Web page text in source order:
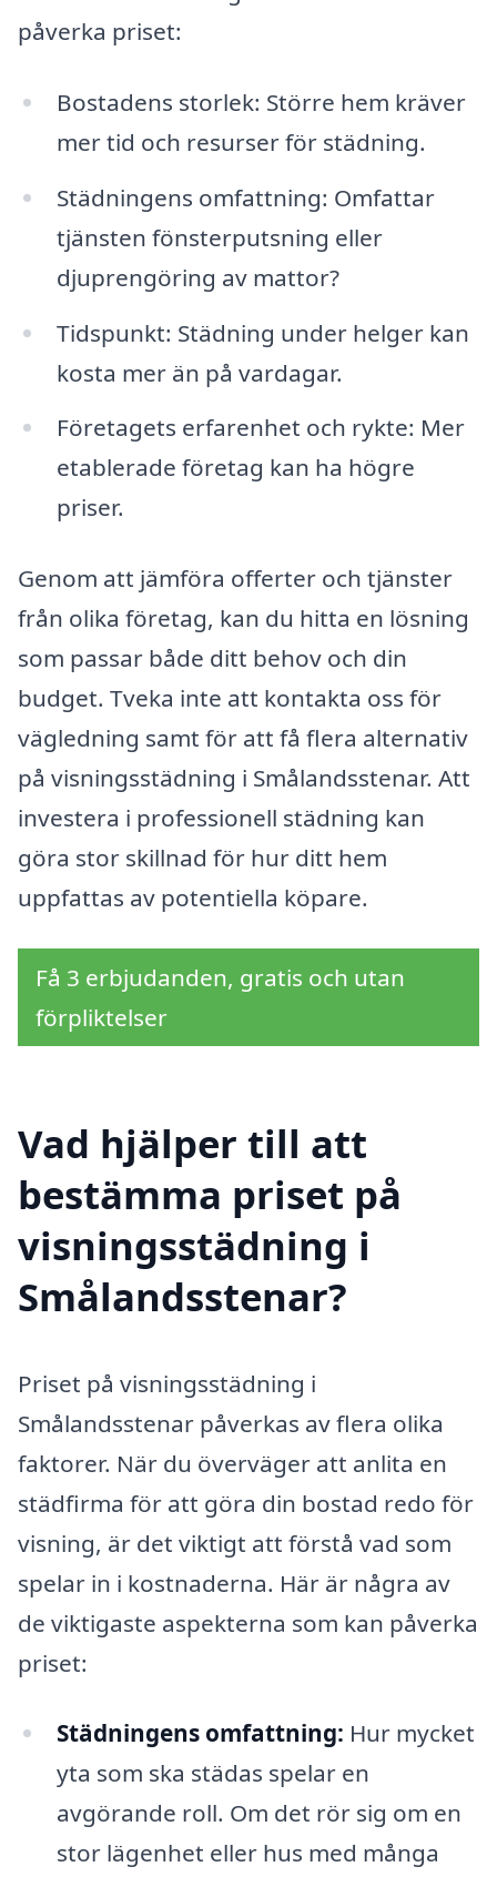
påverka priset:
Bostadens storlek: Större hem kräver
mer tid och resurser för städning.
Städningens omfattning: Omfattar
tjänsten fönsterputsning eller
djuprengöring av mattor?
Tidspunkt: Städning under helger kan
kosta mer än på vardagar.
Företagets erfarenhet och rykte: Mer
etablerade företag kan ha högre
priser.
Genom att jämföra offerter och tjänster
från olika företag, kan du hitta en lösning
som passar både ditt behov och din
budget. Tveka inte att kontakta oss för
vägledning samt för att få flera alternativ
på visningsstädning i Smålandsstenar. Att
investera i professionell städning kan
göra stor skillnad för hur ditt hem
uppfattas av potentiella köpare.
Få 3 erbjudanden, gratis och utan
förpliktelser
Vad hjälper till att
bestämma priset på
visningsstädning i
Smålandsstenar?
Priset på visningsstädning i
Smålandsstenar påverkas av flera olika
faktorer. När du överväger att anlita en
städfirma för att göra din bostad redo för
visning, är det viktigt att förstå vad som
spelar in i kostnaderna. Här är några av
de viktigaste aspekterna som kan påverka
priset:
Städningens omfattning: Hur mycket
yta som ska städas spelar en
avgörande roll. Om det rör sig om en
stor lägenhet eller hus med många